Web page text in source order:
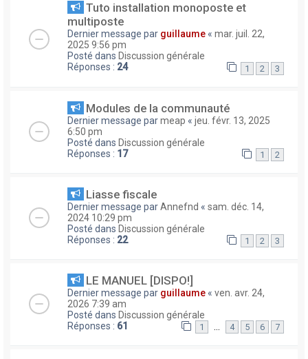
Tuto installation monoposte et
multiposte
Dernier message par guillaume « mar. juil. 22,
2025 9:56 pm
Posté dans Discussion générale
Réponses : 24 1 2 3
Modules de la communauté
Dernier message parmeap « jeu. févr. 13, 2025
6:50 pm
Posté dans Discussion générale
Réponses : 17 1 2
Liasse fiscale
Dernier message parAnnefnd « sam. déc. 14,
2024 10:29 pm
Posté dans Discussion générale
Réponses : 22 1 2 3
LE MANUEL [DISPO!]
Dernier message par guillaume « ven. avr. 24,
2026 7:39 am
Posté dans Discussion générale
Réponses : 61 1 … 4 5 6 7